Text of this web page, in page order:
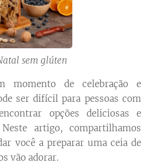
sem glúten
de celebração e
ser difícil para pessoas com
opções deliciosas e
artigo, compartilhamos
você a preparar uma ceia de
vão adorar.